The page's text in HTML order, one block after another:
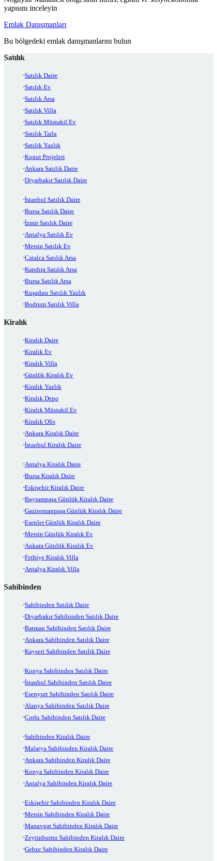
yapısını inceleyin
Emlak Danışmanları
Bu bölgedeki emlak danışmanlarını bulun
Satılık
Satılık Daire
Satılık Ev
Satılık Arsa
Satılık Villa
Satılık Müstakil Ev
Satılık Tarla
Satılık Yazlık
Konut Projeleri
Ankara Satılık Daire
Diyarbakır Satılık Daire
İstanbul Satılık Daire
Bursa Satılık Daire
İzmir Satılık Daire
Antalya Satılık Ev
Mersin Satılık Ev
Çatalca Satılık Arsa
Kandıra Satılık Arsa
Bursa Satılık Arsa
Kuşadası Satılık Yazlık
Bodrum Satılık Villa
Kiralık
Kiralık Daire
Kiralık Ev
Kiralık Villa
Günlük Kiralık Ev
Kiralık Yazlık
Kiralık Depo
Kiralık Müstakil Ev
Kiralık Ofis
Ankara Kiralık Daire
İstanbul Kiralık Daire
Antalya Kiralık Daire
Bursa Kiralık Daire
Eskişehir Kiralık Daire
Bayrampaşa Günlük Kiralık Daire
Gaziosmanpaşa Günlük Kiralık Daire
Esenler Günlük Kiralık Daire
Mersin Günlük Kiralık Ev
Ankara Günlük Kiralık Ev
Fethiye Kiralık Villa
Antalya Kiralık Villa
Sahibinden
Sahibinden Satılık Daire
Diyarbakır Sahibinden Satılık Daire
Batman Sahibinden Satılık Daire
Ankara Sahibinden Satılık Daire
Kayseri Sahibinden Satılık Daire
Konya Sahibinden Satılık Daire
İstanbul Sahibinden Satılık Daire
Esenyurt Sahibinden Satılık Daire
Alanya Sahibinden Satılık Daire
Çorlu Sahibinden Satılık Daire
Sahibinden Kiralık Daire
Malatya Sahibinden Kiralık Daire
Ankara Sahibinden Kiralık Daire
Konya Sahibinden Kiralık Daire
Antalya Sahibinden Kiralık Daire
Eskişehir Sahibinden Kiralık Daire
Mersin Sahibinden Kiralık Daire
Manavgat Sahibinden Kiralık Daire
Zeytinburnu Sahibinden Kiralık Daire
Gebze Sahibinden Kiralık Daire